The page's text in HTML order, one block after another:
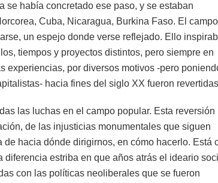
se había concretado ese paso, y se estaban
Cuba, Nicaragua, Burkina Faso. El campo
un espejo donde verse reflejado. Ello
tiempos y proyectos distintos, pero siempre en
experiencias, por diversos motivos -pero
hacia fines del siglo XX fueron
las luchas en el campo popular. Esta reversión
de las injusticias monumentales que siguen
hacia dónde dirigirnos, en cómo hacerlo. Está
estriba en que años atrás el ideario
con las políticas neoliberales que se fueron